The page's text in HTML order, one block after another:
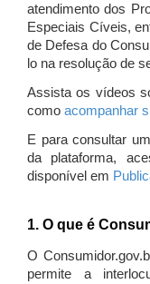
atendimento dos
Especiais Cíveis,
de Defesa do
lo na resolução de
Assista os vídeos
como acompanhar
E para consultar
da plataforma,
disponível em
1. O que é
O
permite a